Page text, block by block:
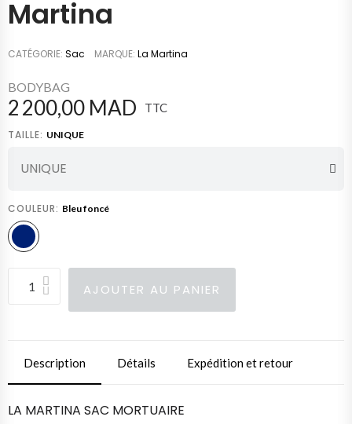
Martina
CATÉGORIE Sac MARQUE La Martina
BODYBAG
2 200,00 MAD TTC
TAILLE UNIQUE
COULEUR Bleu foncé
AJOUTER AU PANIER
Description Détails Expédition et retour
LA MARTINA SAC MORTUAIRE